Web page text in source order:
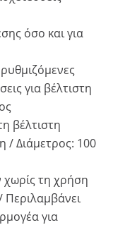
όσο και για
για βέλτιστη
βέλτιστη
/ Διάμετρος: 100
τη χρήση
Περιλαμβάνει
για